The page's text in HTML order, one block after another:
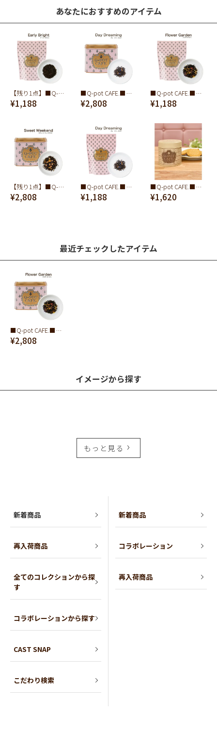
あなたにおすすめのアイテム
【残り1点】■Q-pot CAFE.■紅茶/袋(Early Bright)
¥1,188
■Q-pot CAFE.■紅茶/缶 (デイドリーミング)
¥2,808
■Q-pot CAFE.■紅茶/袋(Flower Garden)
¥1,188
【残り1点】■Q-pot CAFE.■紅茶/缶 (スウィート ウィークエンド)
¥2,808
■Q-pot CAFE.■紅茶/袋 (デイドリーミング)
¥1,188
■Q-pot CAFE.■ミニ・キャラメルクッキー缶
¥1,620
最近チェックしたアイテム
■Q-pot CAFE.■紅茶/缶(Flower Garden)
¥2,808
イメージから探す
もっと見る
新着商品
再入荷商品
全てのコレクションから探
す
コラボレーションから探す
CAST SNAP
こだわり検索
新着商品
コラボレーション
再入荷商品